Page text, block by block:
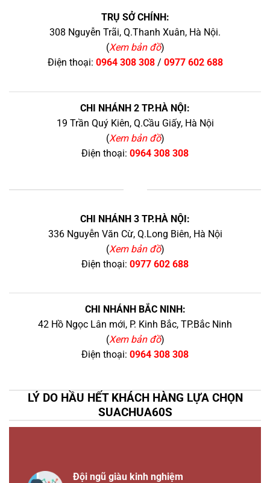
TRỤ SỞ CHÍNH:
308 Nguyễn Trãi, Q.Thanh Xuân, Hà Nội.
(Xem bản đồ)
Điện thoại: 0964 308 308/ 0977 602 688
CHI NHÁNH 2 TP.HÀ NỘI:
19 Trần Quý Kiên, Q.Cầu Giấy, Hà Nội
(Xem bản đồ)
Điện thoại: 0964 308 308
CHI NHÁNH 3 TP.HÀ NỘI:
336 Nguyễn Văn Cừ, Q.Long Biên, Hà Nội
(Xem bản đồ)
Điện thoại: 0977 602 688
CHI NHÁNH BẮC NINH:
42 Hồ Ngọc Lân mới, P. Kinh Bắc, TP.Bắc Ninh
(Xem bản đồ)
Điện thoại: 0964 308 308
LÝ DO HẦU HẾT KHÁCH HÀNG LỰA CHỌN
SUACHUA60S
Đội ngũ giàu kinh nghiệm